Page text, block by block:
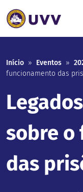
Início » Eventos »
funcionamento das
sobre o
das